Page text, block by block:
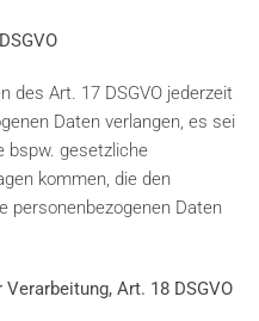
des Art. 17 DSGVO jederzeit
Daten verlangen, es sei
bspw. gesetzliche
kommen, die den
personenbezogenen Daten
Art. 18 DSGVO